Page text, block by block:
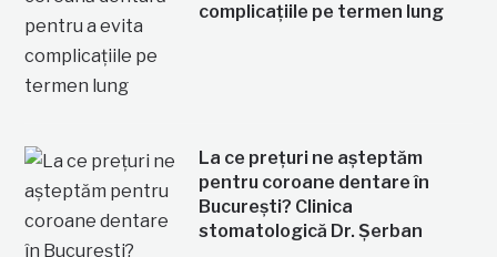
complicațiile pe termen lung
La ce prețuri ne așteptăm
pentru coroane dentare în
București? Clinica
stomatologică Dr. Șerban